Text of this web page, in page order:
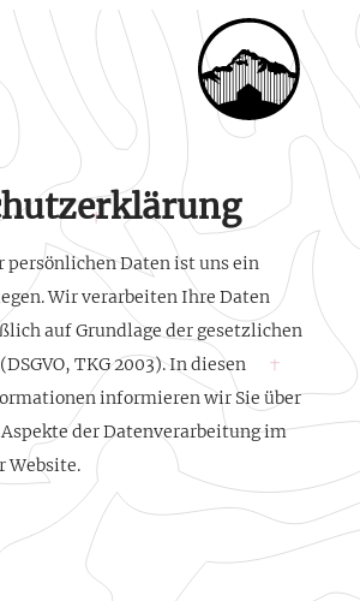
persönlichen Daten ist uns ein
Wir verarbeiten Ihre Daten
auf Grundlage der gesetzlichen
TKG 2003). In diesen
informieren wir Sie über
der Datenverarbeitung im
Website.